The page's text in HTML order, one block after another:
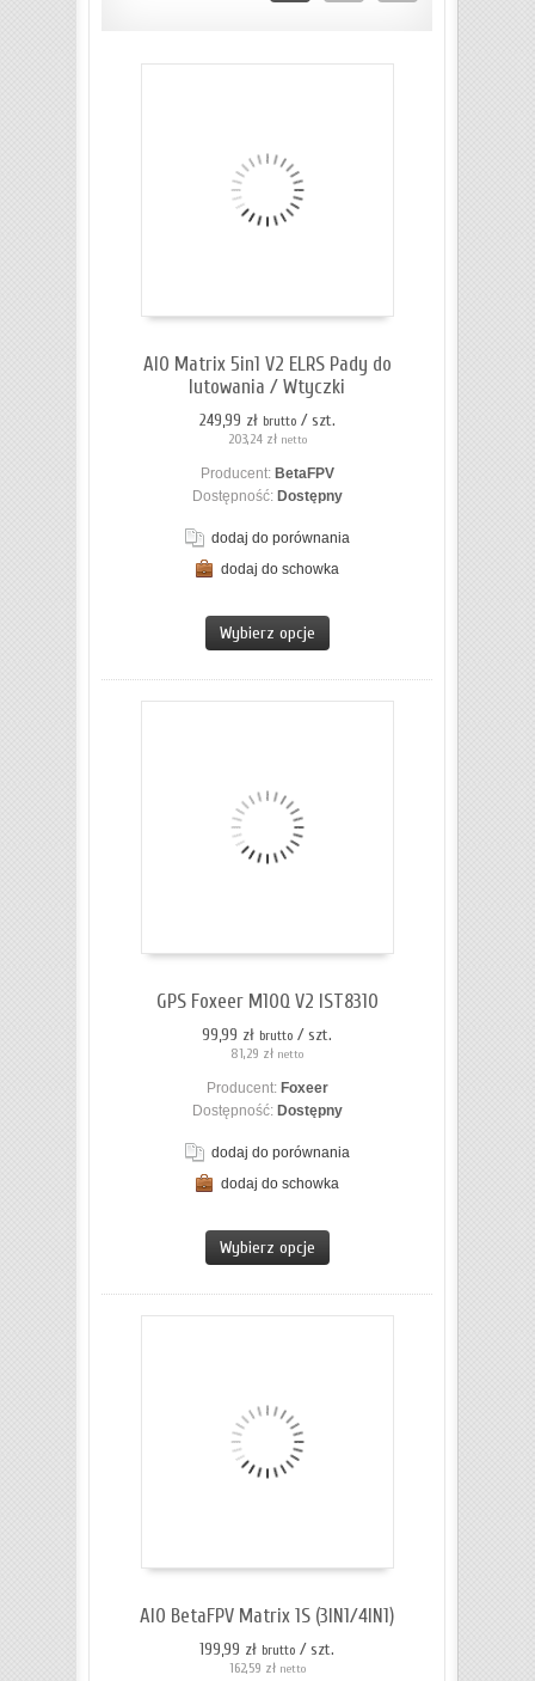
AIO Matrix 5in1 V2 ELRS Pady do
lutowania / Wtyczki
249,99 zł brutto / szt.
203,24 zł netto
Producent: BetaFPV
Dostępność: Dostępny
dodaj do porównania
dodaj do schowka
Wybierz opcje
GPS Foxeer M10Q V2 IST8310
99,99 zł brutto / szt.
81,29 zł netto
Producent: Foxeer
Dostępność: Dostępny
dodaj do porównania
dodaj do schowka
Wybierz opcje
AIO BetaFPV Matrix 1S (3IN1/4IN1)
199,99 zł brutto / szt.
162,59 zł netto